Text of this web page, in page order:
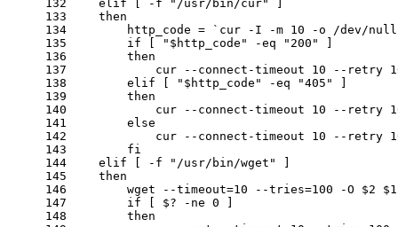
132
133
134
135
136
137
138
139
140
141
142
143
144
145
146
147
148
elif
-f "/usr/bin/cur"
then
        http_code = `cur
-I -m 10 -o /dev/null
if
" $http_code " -eq "200"
then
            cur
--connect -timeout 10 --retry
elif
" $http_code " -eq "405"
then
            cur
--connect -timeout 10 --retry
else
            cur
--connect -timeout 10 --retry
fi
elif
-f "/usr/bin/wget"
then
        wget
--timeout=10 --tries=100 -O $2
$1
if [ $? -ne 0 ]
then